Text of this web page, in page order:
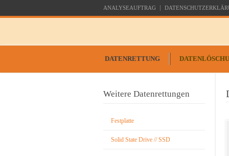
ANALYSEAUFTRAG
DATENRETTUNG
Weitere Datenrettungen
Festplatte
Solid State Drive // SSD